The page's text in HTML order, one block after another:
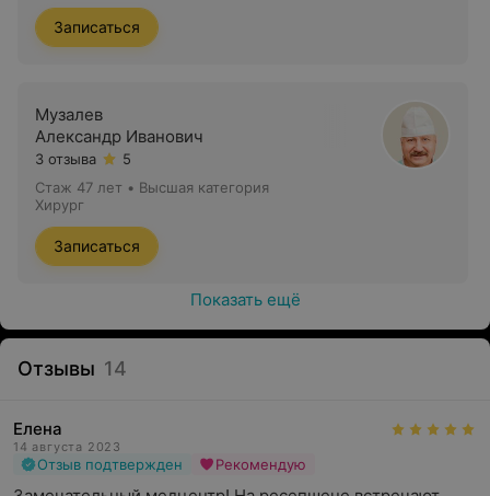
Записаться
Музалев
Александр Иванович
3 отзыва
5
Стаж 47 лет • Высшая категория
Хирург
Записаться
Показать ещё
Отзывы 14
Елена
14 августа 2023
Отзыв подтвержден Рекомендую